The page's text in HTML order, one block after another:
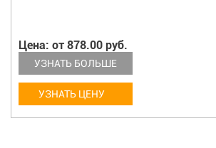
Цена: от 878.00 руб.
УЗНАТЬ БОЛЬШЕ
УЗНАТЬ ЦЕНУ